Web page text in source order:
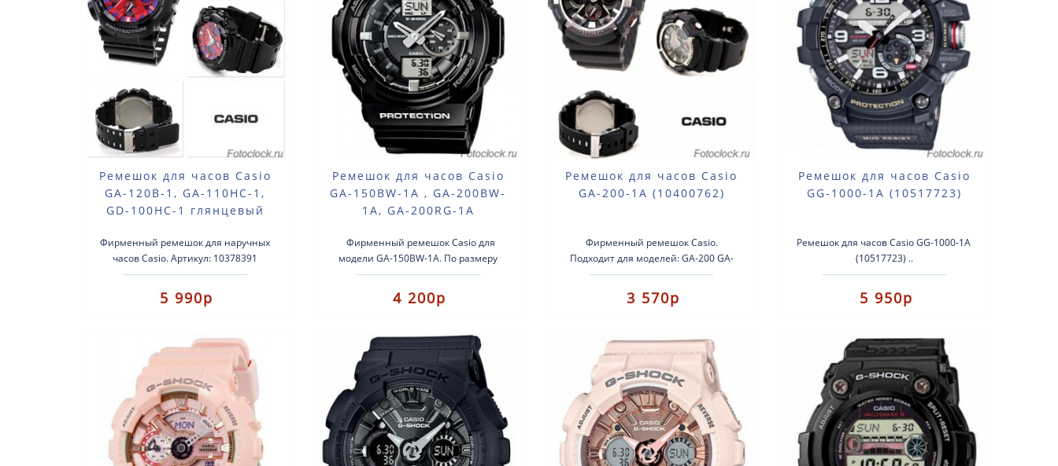
Ремешок для часов Casio
GA-120B-1, GA-110HC-1,
GD-100HC-1 глянцевый
Фирменный ремешок для наручных
часов Casio. Артикул: 10378391
Подходит для модели: GA-120B-1 ,
GA-110HC-1 , GD-100HC- глянце..
5 990р
Ремешок для часов Casio
GA-150BW-1A , GA-200BW-
1A, GA-200RG-1A
Фирменный ремешок Casio для
модели GA-150BW-1A. По размеру
ремешок подходит и для других
моделей часов Casio ..
4 200р
Ремешок для часов Casio
GA-200-1A (10400762)
Фирменный ремешок Casio.
Подходит для моделей: GA-200 GA-
201-1A ..
3 570р
Ремешок для часов Casio
GG-1000-1A (10517723)
Ремешок для часов Casio GG-1000-1A
(10517723) ..
5 950р